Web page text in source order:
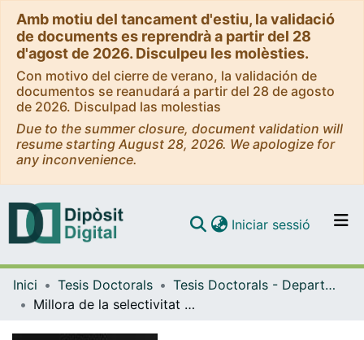
Amb motiu del tancament d'estiu, la validació
de documents es reprendrà a partir del 28
d'agost de 2026. Disculpeu les molèsties.
Con motivo del cierre de verano, la validación de
documentos se reanudará a partir del 28 de agosto
de 2026. Disculpad las molestias
Due to the summer closure, document validation will
resume starting August 28, 2026. We apologize for
any inconvenience.
Navega per tot el DD
Iniciar sessió (current)
Inici Tesis Doctorals
Tesis Doctorals - Departament - Química Analítica
Millora de la selectivitat en la determinació de radionúclids per escintil·lació plàstica sense generació de residus